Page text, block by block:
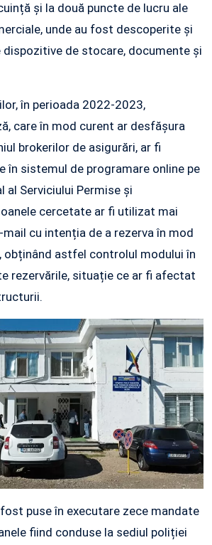
și la două puncte de lucru ale
unde au fost descoperite și
de stocare, documente și
în perioada 2022-2023,
care în mod curent ar desfășura
brokerilor de asigurări, ar fi
în sistemul de programare online pe
Serviciului Permise și
cercetate ar fi utilizat mai
cu intenția de a rezerva în mod
obținând astfel controlul modului în
rezervările, situație ce ar fi afectat
puse în executare zece mandate
fiind conduse la sediul poliției